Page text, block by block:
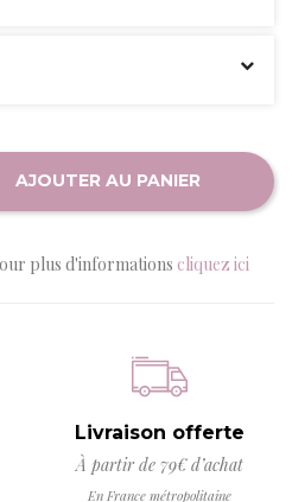
AJOUTER AU PANIER
plus d'informations cliquez ici
Livraison offerte
À partir de 79€ d’achat
En France métropolitaine